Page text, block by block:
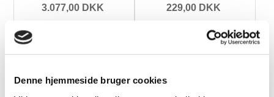
Denne hjemmeside bruger cookies
3.077,00 DKK 229,00 DKK
Lavpris